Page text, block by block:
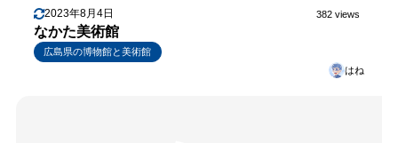
2023年8月4日 382 views
なかた美術館
広島県の博物館と美術館
はね